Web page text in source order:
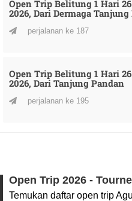
Open Trip Belitung 1 Hari
2026, Dari Dermaga
perjalanan ke 187
Open Trip Belitung 1 Hari
2026, Dari Tanjung Pandan
perjalanan ke 195
Open Trip 2026 -
Temukan daftar open trip